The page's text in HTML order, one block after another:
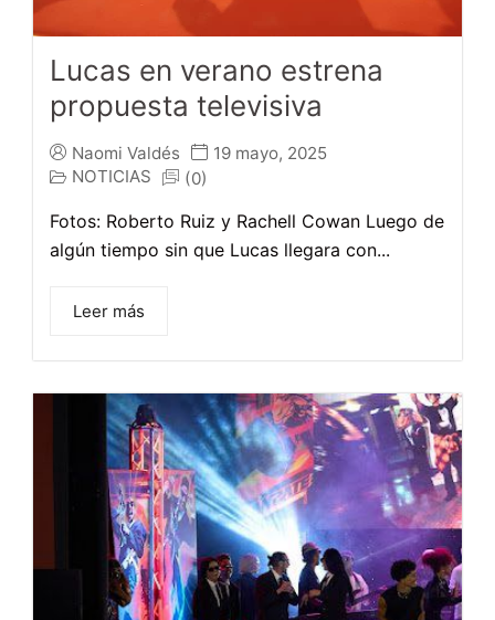
Lucas en verano estrena
propuesta televisiva
Naomi Valdés
19 mayo, 2025
NOTICIAS
(0)
Fotos: Roberto Ruiz y Rachell Cowan Luego de
algún tiempo sin que Lucas llegara con...
Leer más